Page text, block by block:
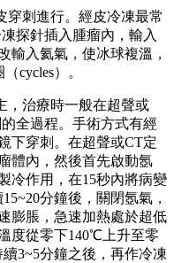
刺進行。經皮冷凍最常
探針插入腫瘤內，輸入
輸入氦氣，使冰球複溫，
cycles）。
治療時一般在超聲或
全過程。手術方式有經
下穿刺。在超聲或CT定
體內，然後首先啟動氬
冷作用，在15秒內將病變
分鐘後，關閉氬氣，
膨脹，急速加熱處於超低
度從零下140℃上升至零
3~5分鐘之後，再作冷凍